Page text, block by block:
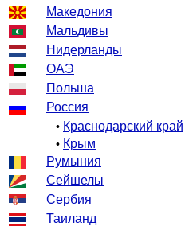
Македония
Мальдивы
Нидерланды
ОАЭ
Польша
Россия
• Краснодарский край
• Крым
Румыния
Сейшелы
Сербия
Таиланд